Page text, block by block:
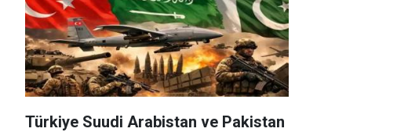
Türkiye Suudi Arabistan ve Pakistan